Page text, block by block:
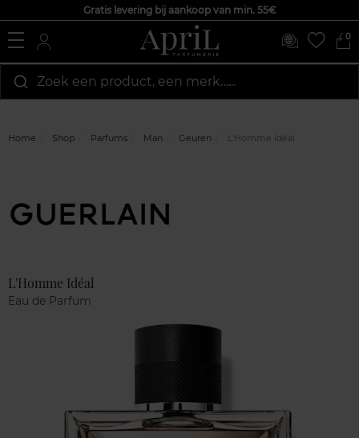
Gratis levering bij aankoop van min. 55€
0
Zoek een product, een merk…...
Home Shop Parfums Man Geuren L'Homme Idéal
L'Homme Idéal
Eau de Parfum